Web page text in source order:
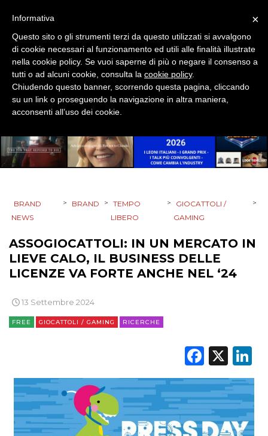
STRATEGIE
CINEMA
DIGITALE
EDITORIA
ESTERNA
TV
NORMATIVE
TREND
BRAND
NEWS
> BRAND > TEMPO
LIBERO
>
GIOCATTOLI /
GAMING
>
ASSOGIOCATTOLI: IN UN MERCATO IN
LIEVE CALO, IL BUSINESS DELLE
LICENZE VA FORTE ANCHE NEL ‘24
13 Settembre 2024
FREE GIOCATTOLI / GAMING RICERCHE
X
×
Informativa
Questo sito o gli strumenti terzi da questo utilizzati si avvalgono
di cookie necessari al funzionamento ed utili alle finalità illustrate
nella cookie policy. Se vuoi saperne di più o negare il consenso a
tutti o ad alcuni cookie, consulta la cookie policy.
Chiudendo questo banner, scorrendo questa pagina, cliccando
su un link o proseguendo la navigazione in altra maniera,
acconsenti all’uso dei cookie.